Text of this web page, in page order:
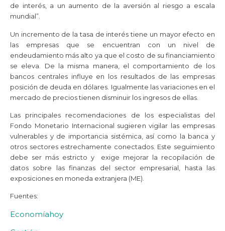
de interés, a un aumento de la aversión al riesgo a escala
mundial”.
Un incremento de la tasa de interés tiene un mayor efecto en
las empresas que se encuentran con un nivel de
endeudamiento más alto ya que el costo de su financiamiento
se eleva. De la misma manera, el comportamiento de los
bancos centrales influye en los resultados de las empresas
posición de deuda en dólares. Igualmente las variaciones en el
mercado de precios tienen disminuir los ingresos de ellas.
Las principales recomendaciones de los especialistas del
Fondo Monetario Internacional sugieren vigilar las empresas
vulnerables y de importancia sistémica, así como la banca y
otros sectores estrechamente conectados. Este seguimiento
debe ser más estricto y exige mejorar la recopilación de
datos sobre las finanzas del sector empresarial, hasta las
exposiciones en moneda extranjera (ME).
Fuentes:
Economíahoy